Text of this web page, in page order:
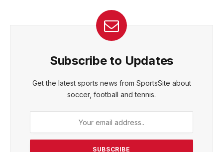
Subscribe to Updates
Get the latest sports news from SportsSite about
soccer, football and tennis.